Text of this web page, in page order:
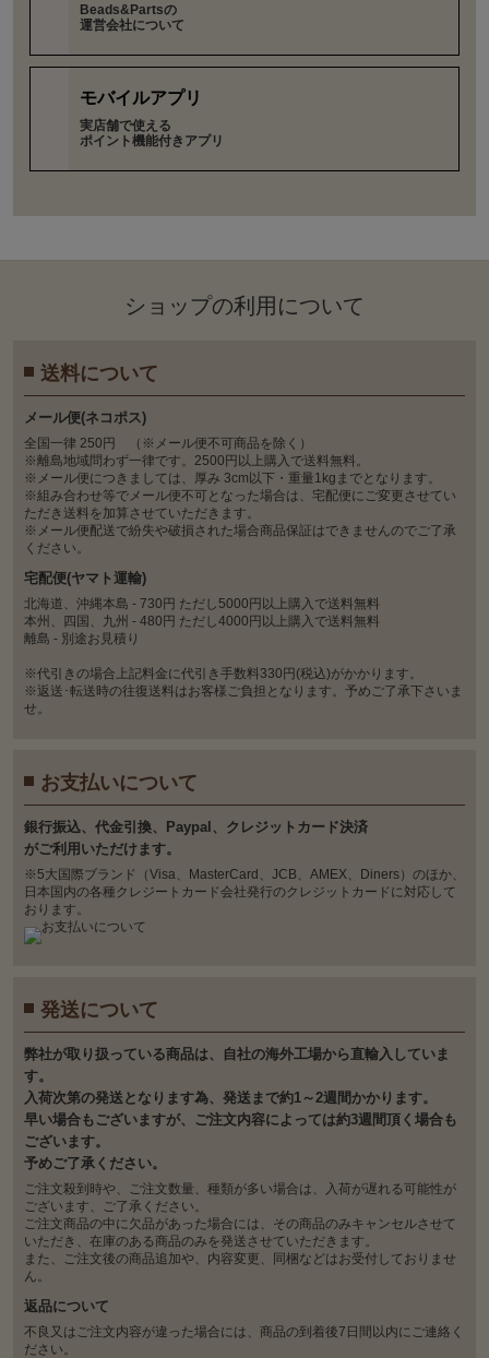
Beads&Partsの
運営会社について
モバイルアプリ
実店舗で使える
ポイント機能付きアプリ
ショップの利⽤について
送料について
メール便(ネコポス)
全国一律 250円 （※メール便不可商品を除く）
※離島地域問わず一律です。2500円以上購入で送料無料。
※メール便につきましては、厚み 3cm以下・重量1kgまでとなります。
※組み合わせ等でメール便不可となった場合は、宅配便にご変更させてい
ただき送料を加算させていただきます。
※メール便配送で紛失や破損された場合商品保証はできませんのでご了承
ください。
宅配便(ヤマト運輸)
北海道、沖縄本島 - 730円 ただし5000円以上購入で送料無料
本州、四国、九州 - 480円 ただし4000円以上購入で送料無料
離島 - 別途お見積り
※代引きの場合上記料金に代引き手数料330円(税込)がかかります。
※返送･転送時の往復送料はお客様ご負担となります。予めご了承下さいま
せ。
お支払いについて
銀⾏振込、代⾦引換、Paypal、クレジットカード決済
がご利⽤いただけます。
※5大国際ブランド（Visa、MasterCard、JCB、AMEX、Diners）のほか、
日本国内の各種クレジートカード会社発行のクレジットカードに対応して
おります。
発送について
弊社が取り扱っている商品は、自社の海外工場から直輸入していま
す。
入荷次第の発送となります為、発送まで約1～2週間かかります。
早い場合もございますが、ご注文内容によっては約3週間頂く場合も
ございます。
予めご了承ください。
ご注文殺到時や、ご注文数量、種類が多い場合は、入荷が遅れる可能性が
ございます、ご了承ください。
ご注文商品の中に欠品があった場合には、その商品のみキャンセルさせて
いただき、在庫のある商品のみを発送させていただきます。
また、ご注文後の商品追加や、内容変更、同梱などはお受付しておりませ
ん。
返品について
不良又はご注文内容が違った場合には、商品の到着後7日間以内にご連絡く
ださい。